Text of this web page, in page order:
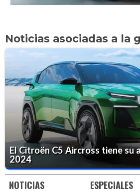
Noticias asociadas a la
El Citroën C5 Aircross tiene su
2024
NOTICIAS ESPECIALES